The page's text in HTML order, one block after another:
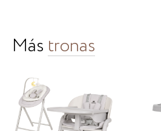
Más tronas